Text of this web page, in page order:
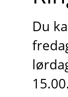
Du
15.00.